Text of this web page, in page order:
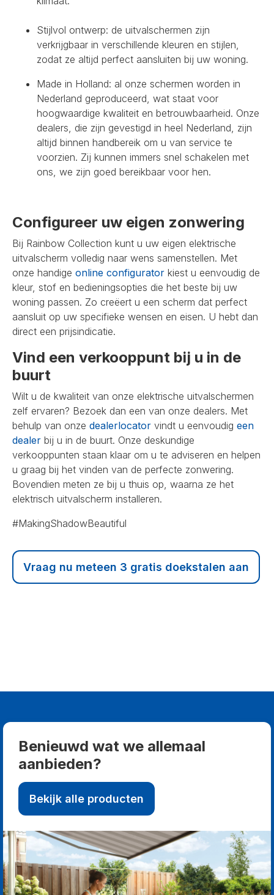
Stijlvol ontwerp: de uitvalschermen zijn
verkrijgbaar in verschillende kleuren en stijlen,
zodat ze altijd perfect aansluiten bij uw woning.
Made in Holland: al onze schermen worden in
Nederland geproduceerd, wat staat voor
hoogwaardige kwaliteit en betrouwbaarheid. Onze
dealers, die zijn gevestigd in heel Nederland, zijn
altijd binnen handbereik om u van service te
voorzien. Zij kunnen immers snel schakelen met
ons, we zijn goed bereikbaar voor hen.
Configureer uw eigen zonwering
Bij Rainbow Collection kunt u uw eigen elektrische
uitvalscherm volledig naar wens samenstellen. Met
onze handige online configurator kiest u eenvoudig de
kleur, stof en bedieningsopties die het beste bij uw
woning passen. Zo creëert u een scherm dat perfect
aansluit op uw specifieke wensen en eisen. U hebt dan
direct een prijsindicatie.
Vind een verkooppunt bij u in de
buurt
Wilt u de kwaliteit van onze elektrische uitvalschermen
zelf ervaren? Bezoek dan een van onze dealers. Met
behulp van onze dealerlocator vindt u eenvoudig een
dealer bij u in de buurt. Onze deskundige
verkooppunten staan klaar om u te adviseren en helpen
u graag bij het vinden van de perfecte zonwering.
Bovendien meten ze bij u thuis op, waarna ze het
elektrisch uitvalscherm installeren.
#MakingShadowBeautiful
Vraag nu meteen 3 gratis doekstalen aan
Benieuwd wat we allemaal
aanbieden?
Bekijk alle producten